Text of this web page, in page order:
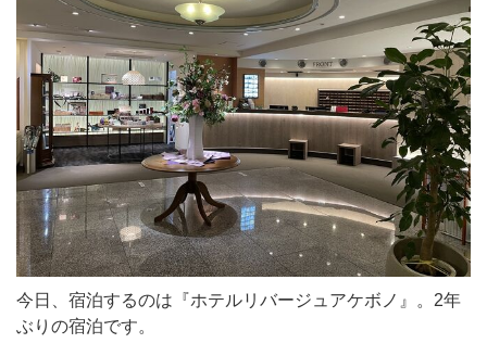
今日、宿泊するのは『ホテルリバージュアケボノ』。2年
ぶりの宿泊です。